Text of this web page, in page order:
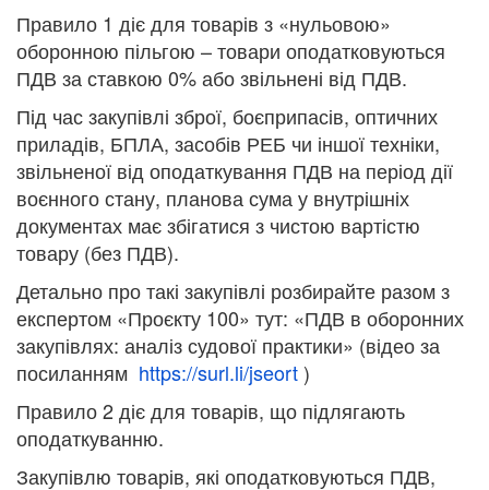
Правило 1 діє для товарів з «нульовою»
оборонною пільгою – товари оподатковуються
ПДВ за ставкою 0% або звільнені від ПДВ.
Під час закупівлі зброї, боєприпасів, оптичних
приладів, БПЛА, засобів РЕБ чи іншої техніки,
звільненої від оподаткування ПДВ на період дії
воєнного стану, планова сума у внутрішніх
документах має збігатися з чистою вартістю
товару (без ПДВ).
Детально про такі закупівлі розбирайте разом з
експертом «Проєкту 100» тут: «ПДВ в оборонних
закупівлях: аналіз судової практики» (відео за
посиланням https://surl.li/jseort )
Правило 2 діє для товарів, що підлягають
оподаткуванню.
Закупівлю товарів, які оподатковуються ПДВ,